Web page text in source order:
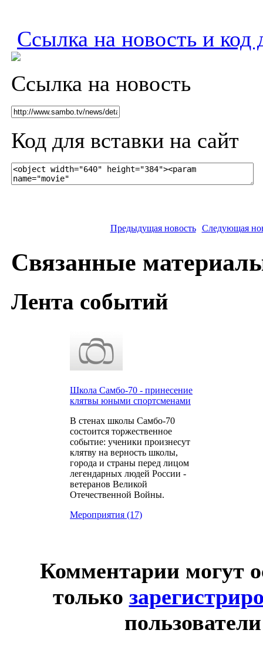
Ссылка на новость и код
Ссылка на новость
Код для вставки на сайт
Предыдущая новость Следующая
Связанные
Лента событий
Школа Самбо-70 - принесение
клятвы юными спортсменами
В стенах школы Самбо-70
состоится торжественное
событие: ученики произнесут
клятву на верность школы,
города и страны перед лицом
легендарных людей России -
ветеранов Великой
Отечественной Войны.
Мероприятия (17)
Комментарии могут
только